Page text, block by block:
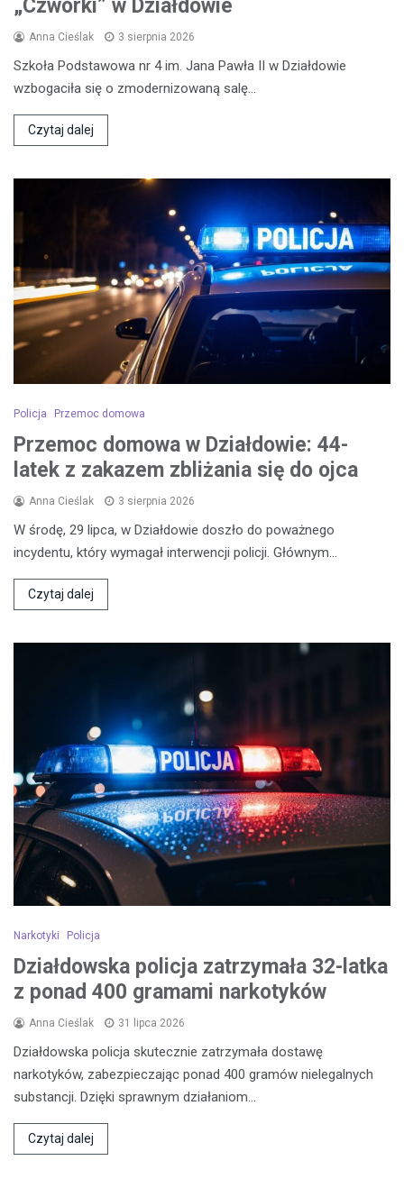
„Czwórki” w Działdowie
Anna Cieślak 3 sierpnia 2026
Szkoła Podstawowa nr 4 im. Jana Pawła II w Działdowie
wzbogaciła się o zmodernizowaną salę…
Czytaj dalej
Policja Przemoc domowa
Przemoc domowa w Działdowie: 44-
latek z zakazem zbliżania się do ojca
Anna Cieślak 3 sierpnia 2026
W środę, 29 lipca, w Działdowie doszło do poważnego
incydentu, który wymagał interwencji policji. Głównym…
Czytaj dalej
Narkotyki Policja
Działdowska policja zatrzymała 32-latka
z ponad 400 gramami narkotyków
Anna Cieślak 31 lipca 2026
Działdowska policja skutecznie zatrzymała dostawę
narkotyków, zabezpieczając ponad 400 gramów nielegalnych
substancji. Dzięki sprawnym działaniom…
Czytaj dalej